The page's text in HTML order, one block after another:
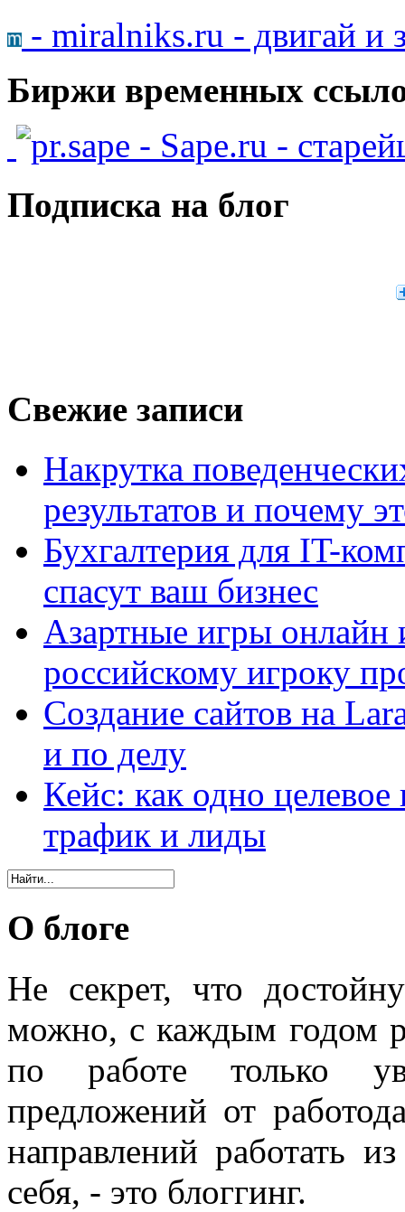
- miralniks.ru - двигай и
Биржи временных
- Sape.ru -
Подписка на блог
Свежие записи
Накрутка
результатов и почему
Бухгалтерия для IT-
спасут ваш бизнес
Азартные игры онлайн
российскому игроку
Создание сайтов на
и по делу
Кейс: как одно
трафик и лиды
О блоге
Не секрет, что
можно, с каждым годом
по работе только
предложений от
направлений работать
себя, - это блоггинг.